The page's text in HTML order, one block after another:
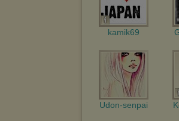
kamik69
Udon-senpai